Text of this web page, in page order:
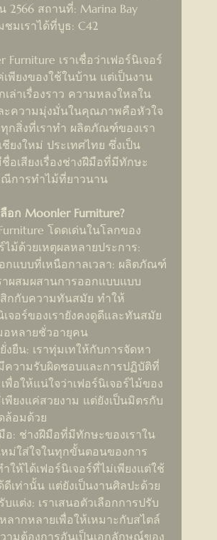
2566 สถานที่: Marina Bay
ชมเราได้ที่บูธ: C42
เราเชื่อว่าเฟอร์นิเจอร์
พียงของใช้ในบ้าน แต่เป็นงาน
ล่าเรื่องราว ความหลงใหลใน
ะความมุ่งมั่นในคุณภาพคือหัวใจ
กสิ่งที่เราทำ ผลิตภัณฑ์ของเรา
ยงใหม่ ประเทศไทย ซึ่งเป็น
อเสียงเรื่องช่างฝีมือที่มีทักษะ
ณีการทำไม้ที่ยาวนาน
อก Moonler Furniture?
โดดเด่นในโลกของ
ไม้ด้วยเหตุผลหลายประการ:
กแบบที่เหนือกาลเวลา: ผลิตภัณฑ์
าผสมผสานการออกแบบแบบ
กกับความทันสมัย ทำให้
เจอร์ของเรายังคงดูดีและทันสมัย
อหลายชั่วอายุคน
งยืน: เราทุ่มเทให้กับการจัดหา
ความรับผิดชอบและการปฏิบัติที่
พื่อให้แน่ใจว่าเฟอร์นิเจอร์ไม้ของ
เพียงแค่สวยงาม แต่ยังเป็นมิตรกับ
ล้อมด้วย
อ: ช่างฝีมือที่มีทักษะของเราใน
หม่ใส่ใจในทุกขั้นตอนของการ
ให้ได้เฟอร์นิเจอร์ที่ไม่เพียงแต่ใช้
ดีเท่านั้น แต่ยังเป็นงานศิลปะด้วย
บแต่ง: เราเสนอตัวเลือกการปรับ
ลากหลายเพื่อให้เหมาะกับสไตล์
ามต้องการอันเป็นเอกลักษณ์ของ